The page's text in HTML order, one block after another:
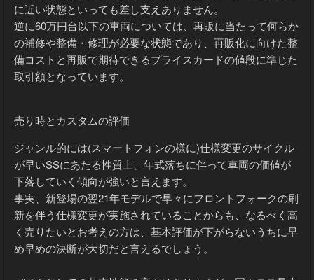
っても取引額が変わるだけに、相場上位の極上車は未使用車
に近い状態といっても差し支えありません。
逆に60万円台以下の車両については、再販に当たって何らか
の補修や整備・修理が必要な状態であり、再販化に向けた整
備コストと再販で期待できるプライスカードの値段に準じた
取引額となっています。
売り時とカスタムの評価
ジャンル的には(スマートフォンの様に)仕様変更のサイクル
が早いSSにあたる性質上、年式落ちに伴って車両の価値が
下落していく傾向が強いと言えます。
事実、新登場の翌21年モデルで早々にフロントフォークの刷
新を伴う仕様変更が実施されていることからも、なるべく高
く売りたいとお考えの方は、基本評価が下がらないうちに早
め早めの決断が大切だと言えるでしょう。